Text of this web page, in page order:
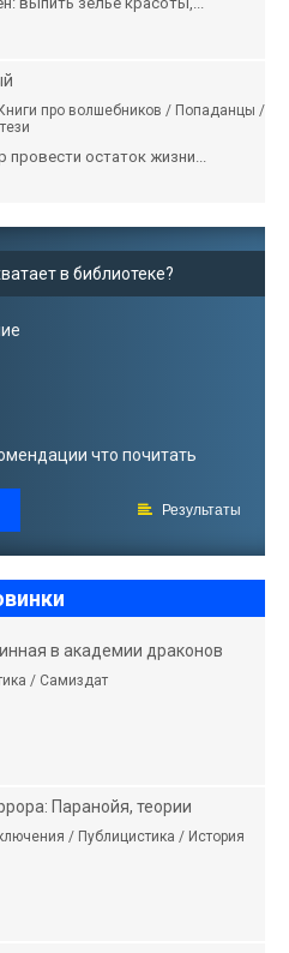
про волшебников / Попаданцы /
провести остаток жизни...
в библиотеке?
что почитать
Результаты
в академии драконов
/ Самиздат
Паранойя, теории
/ Публицистика / История